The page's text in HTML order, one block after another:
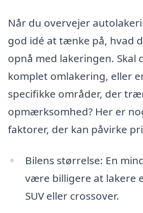
Når du overvejer
god idé at tænke på, hvad
opnå med lakeringen. Skal
komplet omlakering, eller
specifikke områder, der
opmærksomhed? Her er
faktorer, der kan påvirke
Bilens størrelse: En
være billigere at lakere
SUV eller crossover.